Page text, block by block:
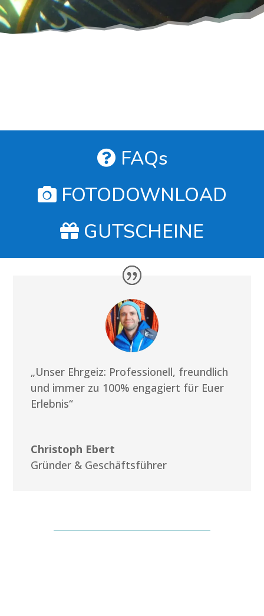
FAQs
FOTODOWNLOAD
GUTSCHEINE
„Unser Ehrgeiz: Professionell, freundlich
und immer zu 100% engagiert für Euer
Erlebnis“
Christoph Ebert
Gründer & Geschäftsführer